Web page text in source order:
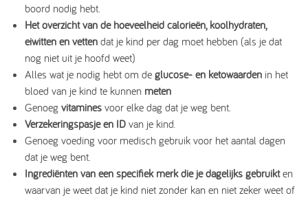
boord nodig hebt.
Het overzicht van de hoeveelheid calorieën, koolhydraten,
eiwitten en vetten dat je kind per dag moet hebben (als je dat
nog niet uit je hoofd weet)
Alles wat je nodig hebt om de glucose- en ketowaarden in het
bloed van je kind te kunnen meten
Genoeg vitamines voor elke dag dat je weg bent.
Verzekeringspasje en ID van je kind.
Genoeg voeding voor medisch gebruik voor het aantal dagen
dat je weg bent.
Ingrediënten van een specifiek merk die je dagelijks gebruikten
waarvan je weet dat je kind niet zonder kan en niet zeker weet of